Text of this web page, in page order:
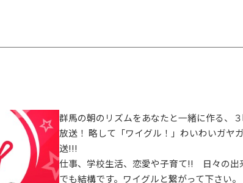
群馬の朝のリズムをあなたと一緒に作る、
放送！ 略して「ワイグル！」わいわいガヤ
送!!!
仕事、学校生活、恋愛や子育て!! 日々の出
でも結構です。ワイグルと繋がって下さい。